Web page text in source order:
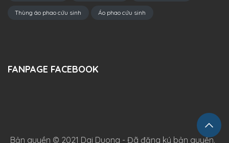
Thùng áo phao cứu sinh Áo phao cứu sinh
FANPAGE FACEBOOK
Bản quyền © 2021 Dai Duong - Đã đăng ký bản quyền.